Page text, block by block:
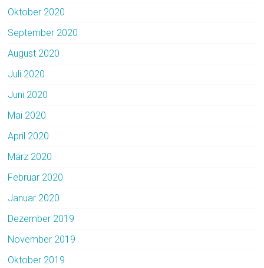
Oktober 2020
September 2020
August 2020
Juli 2020
Juni 2020
Mai 2020
April 2020
März 2020
Februar 2020
Januar 2020
Dezember 2019
November 2019
Oktober 2019